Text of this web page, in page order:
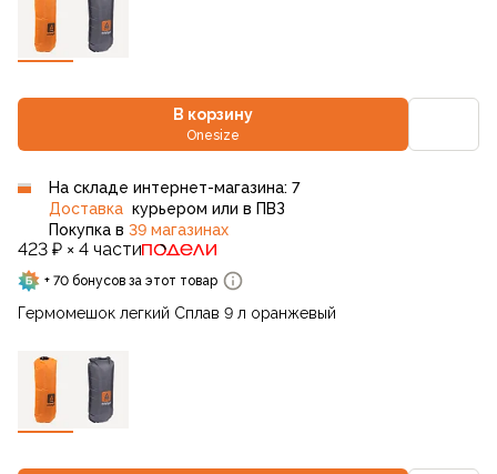
В корзину
Onesize
На складе интернет-магазина: 7
Доставка курьером или в ПВЗ
Покупка в 39 магазинах
423 ₽ × 4 части
+ 70 бонусов за этот товар
Гермомешок легкий Сплав 9 л оранжевый